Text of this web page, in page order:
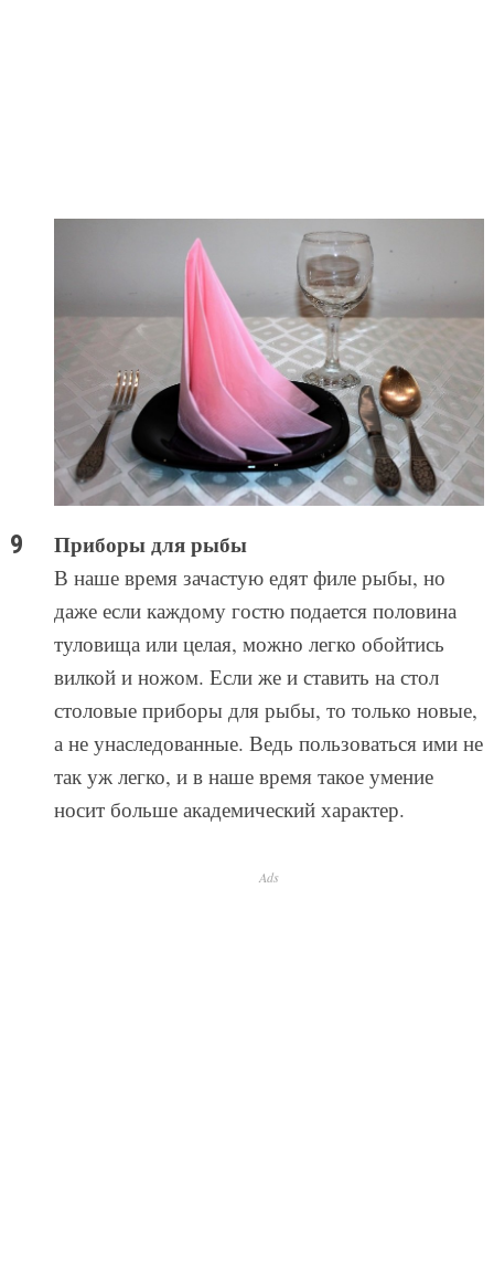
Приборы для рыбы
В наше время зачастую едят филе рыбы, но
даже если каждому гостю подается половина
туловища или целая, можно легко обойтись
вилкой и ножом. Если же и ставить на стол
столовые приборы для рыбы, то только новые,
а не унаследованные. Ведь пользоваться ими не
так уж легко, и в наше время такое умение
носит больше академический характер.
Ads